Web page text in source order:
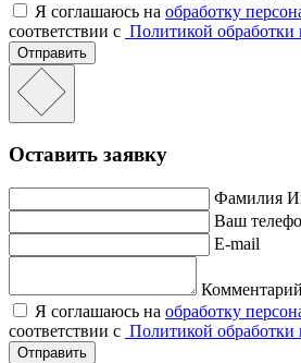
Я соглашаюсь на обработку
соответствии с Политикой
Отправить
Оставить заявку
Фамилия
Ваш
E-mail
Комментарий
Я соглашаюсь на обработку
соответствии с Политикой
Отправить